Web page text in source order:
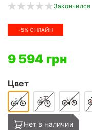
Закончился
-5% ОНЛАЙН
9 594 грн
Цвет
Нет в наличии